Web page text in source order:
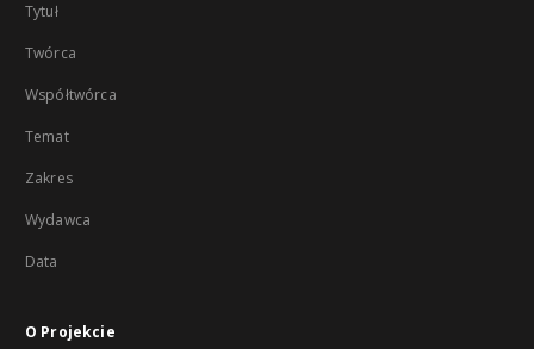
Tytuł
Twórca
Współtwórca
Temat
Zakres
Wydawca
Data
O Projekcie